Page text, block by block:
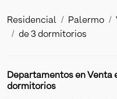
Residencial Palermo
de 3 dormitorios
Departamentos en Venta
dormitorios